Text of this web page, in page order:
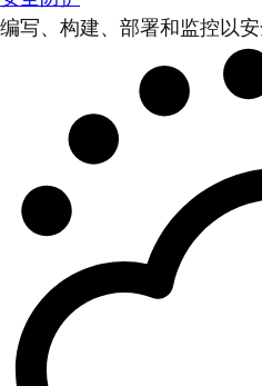
编写、构建、部署和监控以安